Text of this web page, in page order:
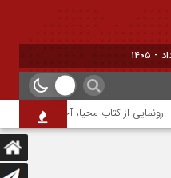
رونمایی از کتاب محیا، آخرین اثر